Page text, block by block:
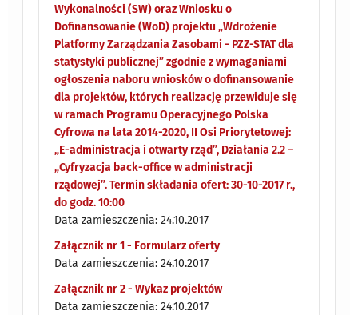
Wykonalności (SW) oraz Wniosku o
Dofinansowanie (WoD) projektu „Wdrożenie
Platformy Zarządzania Zasobami - PZZ-STAT dla
statystyki publicznej” zgodnie z wymaganiami
ogłoszenia naboru wniosków o dofinansowanie
dla projektów, których realizację przewiduje się
w ramach Programu Operacyjnego Polska
Cyfrowa na lata 2014-2020, II Osi Priorytetowej:
„E-administracja i otwarty rząd”, Działania 2.2 –
„Cyfryzacja back-office w administracji
rządowej”. Termin składania ofert: 30-10-2017 r.,
do godz. 10:00
Data zamieszczenia: 24.10.2017
Załącznik nr 1 - Formularz oferty
Data zamieszczenia: 24.10.2017
Załącznik nr 2 - Wykaz projektów
Data zamieszczenia: 24.10.2017